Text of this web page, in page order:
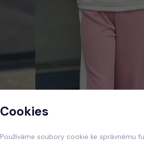
Cookies
Používáme soubory cookie ke správnému